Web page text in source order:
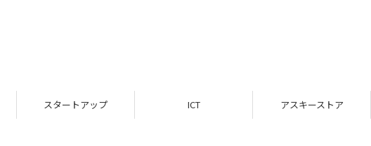
スタートアップ ICT アスキーストア